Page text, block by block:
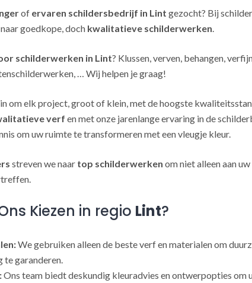
of ervaren schildersbedrijf in Lint gezocht? Bij
goedkope, doch kwalitatieve schilderwerken
schilderwerken in Lint? Klussen, verven, behangen,
… Wij helpen je graag!
om elk project, groot of klein, met de hoogste
verf en met onze jarenlange ervaring in de
om uw ruimte te transformeren met een vleugje kleur.
streven we naar top schilderwerken om niet alleen aan
Kiezen in regio Lint?
We gebruiken alleen de beste verf en materialen om
garanderen.
Ons team biedt deskundig kleuradvies en ontwerpopties om